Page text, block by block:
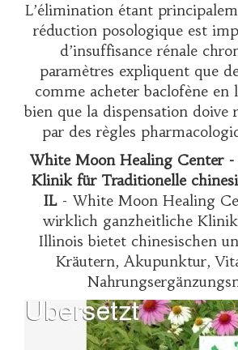
L’élimination étant
réduction posologique est
d’insuffisance rénale
paramètres expliquent que
comme acheter baclofène en
bien que la dispensation doive
par des règles
White Moon Healing Center
Klinik für Traditionelle
IL- White Moon Healing
wirklich ganzheitliche
Illinois bietet chinesischen
Kräutern, Akupunktur,